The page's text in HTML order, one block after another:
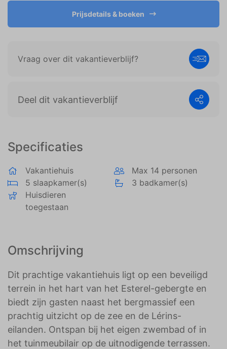
Specificaties
Vakantiehuis
Max 14 personen
5 slaapkamer(s)
3 badkamer(s)
Huisdieren
toegestaan
Omschrijving
Dit prachtige vakantiehuis ligt op een beveiligd
terrein in het hart van het Esterel-gebergte en
biedt zijn gasten naast het bergmassief een
prachtig uitzicht op de zee en de Lérins-
eilanden. Ontspan bij het eigen zwembad of in
het tuinmeubilair op de uitnodigende terrassen.
Prijsdetails & boeken
Vraag over dit vakantieverblijf?
Deel dit vakantieverblijf
weergeven die zijn afgestemd op en relevant zijn
voor de individuele gebruiker. Deze advertenties